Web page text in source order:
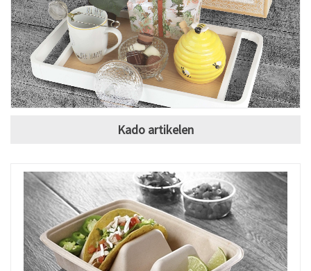
Kado artikelen